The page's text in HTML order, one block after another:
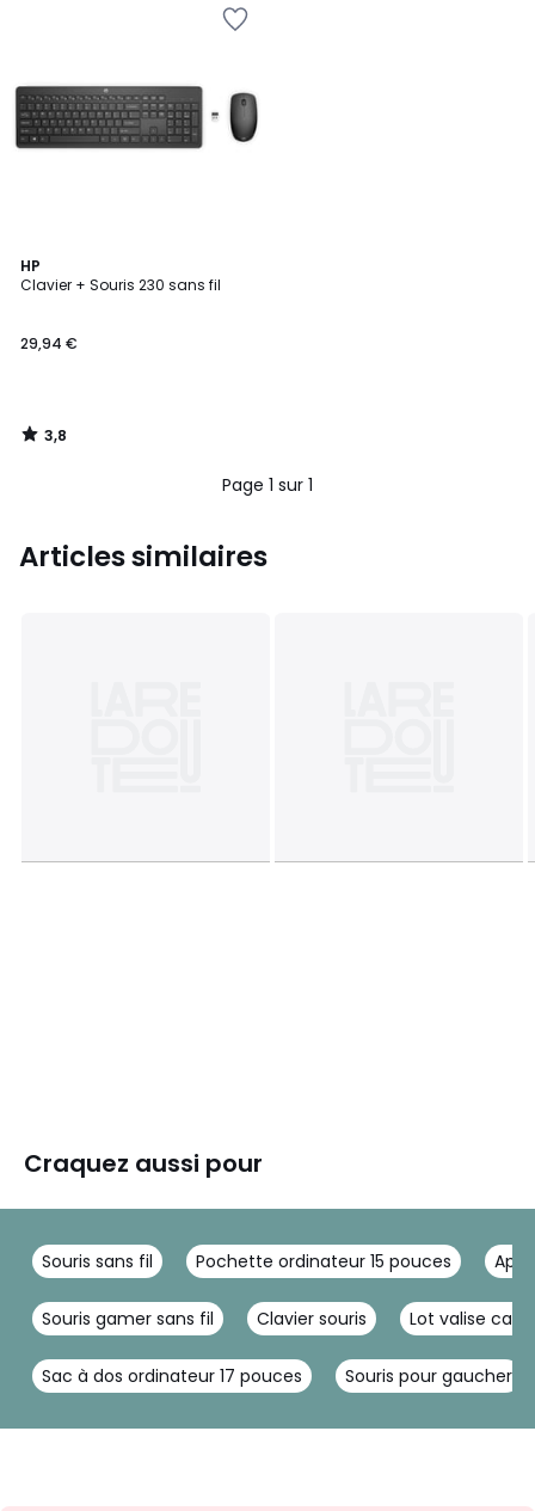
HP
Clavier + Souris 230 sans fil
29,94 €
3,8
/ 5
3,8
/
Page 1 sur 1
Articles similaires
Craquez aussi pour
Souris sans fil Pochette ordinateur 15 pouces
Souris gamer sans fil Clavier souris Lot valise
Sac à dos ordinateur 17 pouces Souris pour gaucher